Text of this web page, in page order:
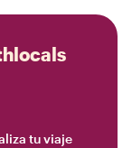
tu viaje